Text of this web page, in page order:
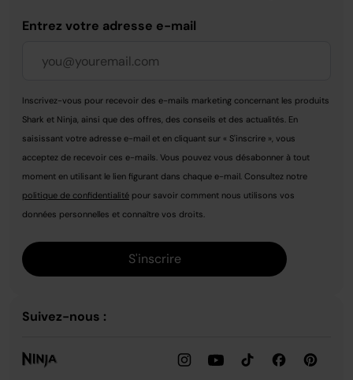
Entrez votre adresse e-mail
Inscrivez-vous pour recevoir des e-mails marketing concernant les produits
Shark et Ninja, ainsi que des offres, des conseils et des actualités. En
saisissant votre adresse e-mail et en cliquant sur « S'inscrire », vous
acceptez de recevoir ces e-mails. Vous pouvez vous désabonner à tout
moment en utilisant le lien figurant dans chaque e-mail. Consultez notre
politique de confidentialité pour savoir comment nous utilisons vos
données personnelles et connaître vos droits.
S'inscrire
Suivez-nous :